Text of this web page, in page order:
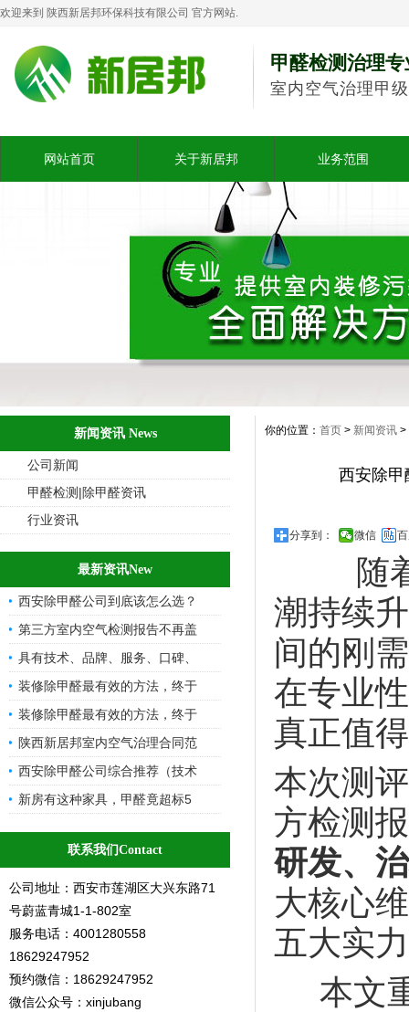
欢迎来到 陕西新居邦环保科技有限公司 官方网站.
甲醛检测治理
室内空气治理甲
网站首页 关于新居邦 业务范围
新闻资讯 News
公司新闻
甲醛检测|除甲醛资讯
行业资讯
最新资讯New
西安除甲醛公司到底该怎么选？
第三方室内空气检测报告不再盖
具有技术、品牌、服务、口碑、
装修除甲醛最有效的方法，终于
装修除甲醛最有效的方法，终于
陕西新居邦室内空气治理合同范
西安除甲醛公司综合推荐（技术
新房有这种家具，甲醛竟超标5
联系我们Contact
公司地址：西安市莲湖区大兴东路71
号蔚蓝青城1-1-802室
服务电话：4001280558
18629247952
预约微信：18629247952
微信公众号：xinjubang
你的位置： 首页 > 新闻资讯 >
西安除甲
分享到： 微信
随着
潮持续
间的刚
在专业
真正值
本次测
方检测
研发、
大核心
五大实
本文重